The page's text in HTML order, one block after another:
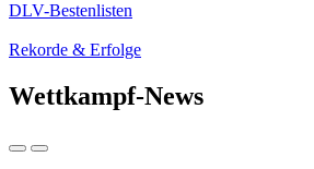
DLV-Bestenlisten
Rekorde & Erfolge
Wettkampf-News